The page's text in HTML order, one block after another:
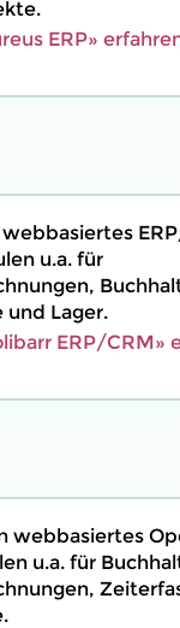
ERP»
u.a. für
Lager.
ERP/CRM»
webbasiertes
u.a. für